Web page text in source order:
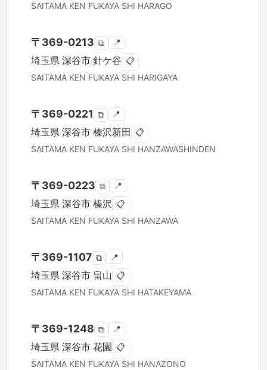
SAITAMA KEN FUKAYA SHI HARAGO
〒 369-0213 ⧉ 📍
埼玉県 深谷市 針ケ谷 📋
SAITAMA KEN FUKAYA SHI HARIGAYA
〒 369-0221 ⧉ 📍
埼玉県 深谷市 榛沢新田 📋
SAITAMA KEN FUKAYA SHI HANZAWASHINDEN
〒 369-0223 ⧉ 📍
埼玉県 深谷市 榛沢 📋
SAITAMA KEN FUKAYA SHI HANZAWA
〒 369-1107 ⧉ 📍
埼玉県 深谷市 畠山 📋
SAITAMA KEN FUKAYA SHI HATAKEYAMA
〒 369-1248 ⧉ 📍
埼玉県 深谷市 花園 📋
SAITAMA KEN FUKAYA SHI HANAZONO